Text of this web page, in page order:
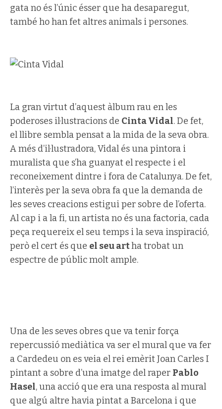
gata no és l’únic ésser que ha desaparegut,
també ho han fet altres animals i persones.
La gran virtut d’aquest àlbum rau en les
poderoses il·lustracions de Cinta Vidal. De fet,
el llibre sembla pensat a la mida de la seva obra.
A més d’il·lustradora, Vidal és una pintora i
muralista que s’ha guanyat el respecte i el
reconeixement dintre i fora de Catalunya. De fet,
l’interès per la seva obra fa que la demanda de
les seves creacions estigui per sobre de l’oferta.
Al cap i a la fi, un artista no és una factoria, cada
peça requereix el seu temps i la seva inspiració,
però el cert és que el seu artha trobat un
espectre de públic molt ample.
Una de les seves obres que va tenir força
repercussió mediàtica va ser el mural que va fer
a Cardedeu on es veia el rei emèrit Joan Carles I
pintant a sobre d’una imatge del raper Pablo
Hasel, una acció que era una resposta al mural
que algú altre havia pintat a Barcelona i que